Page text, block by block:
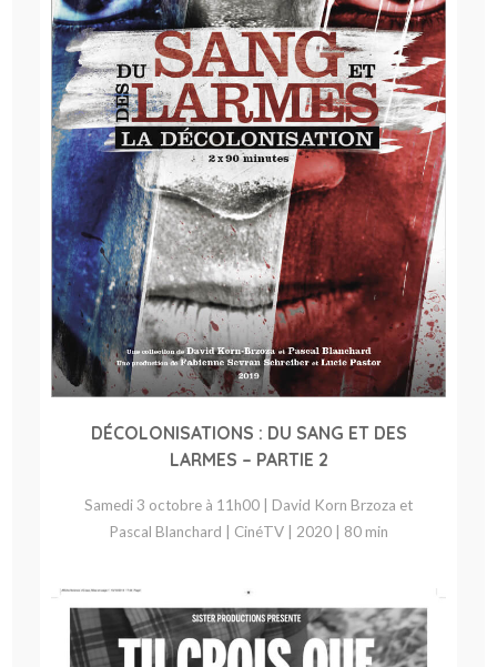
DÉCOLONISATIONS : DU SANG ET DES
LARMES – PARTIE 2
Samedi 3 octobre à 11h00 | David Korn Brzoza et
Pascal Blanchard | CinéTV | 2020 | 80 min